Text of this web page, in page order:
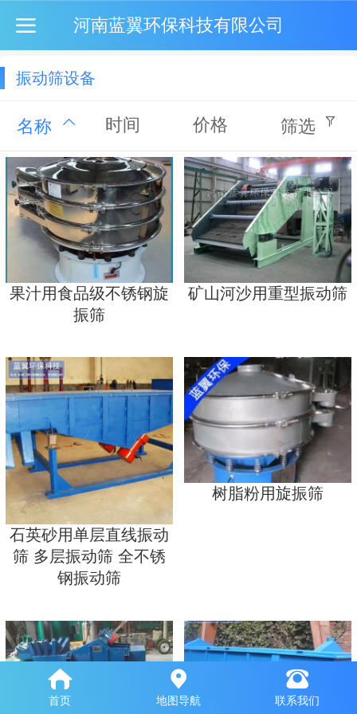
河南蓝翼环保科技有限公司
振动筛设备
名称 时间 价格 筛选
果汁用食品级不锈钢旋
振筛
矿山河沙用重型振动筛
石英砂用单层直线振动
筛 多层振动筛 全不锈
钢振动筛
树脂粉用旋振筛
首页 地图导航 联系我们